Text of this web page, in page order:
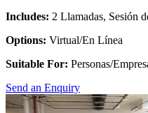
Includes: 2 Llamadas, Sesión
Options: Virtual/En Línea
Suitable For: Personas/
Send an Enquiry